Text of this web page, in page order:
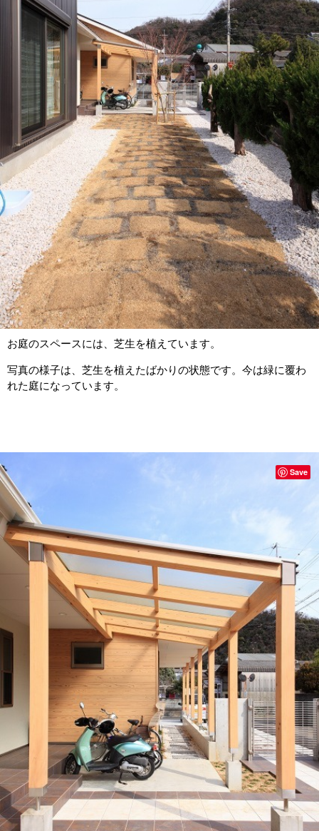
お庭のスペースには、芝生を植えています。
写真の様子は、芝生を植えたばかりの状態です。今は緑に覆わ
れた庭になっています。
Save